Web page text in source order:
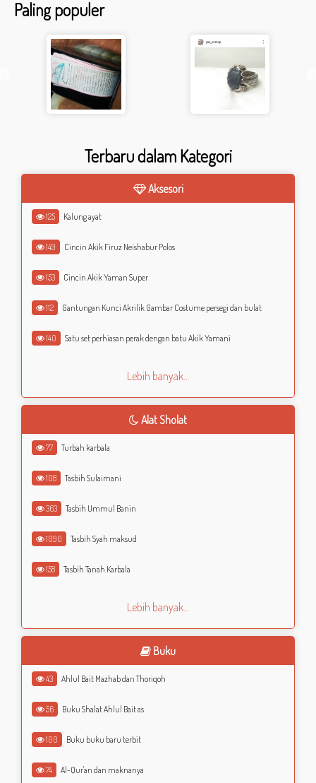
Paling populer
Terbaru dalam Kategori
Aksesori
125 Kalung ayat
149 Cincin Akik Firuz Neishabur Polos
153 Cincin Akik Yaman Super
112 Gantungan Kunci Akrilik Gambar Costume persegi dan bulat
140 Satu set perhiasan perak dengan batu Akik Yamani
Lebih banyak...
Alat Sholat
77 Turbah karbala
108 Tasbih Sulaimani
363 Tasbih Ummul Banin
1090 Tasbih Syah maksud
158 Tasbih Tanah Karbala
Lebih banyak...
Buku
43 Ahlul Bait Mazhab dan Thoriqoh
56 Buku Shalat Ahlul Bait as
100 Buku buku baru terbit
74 Al-Qur'an dan maknanya